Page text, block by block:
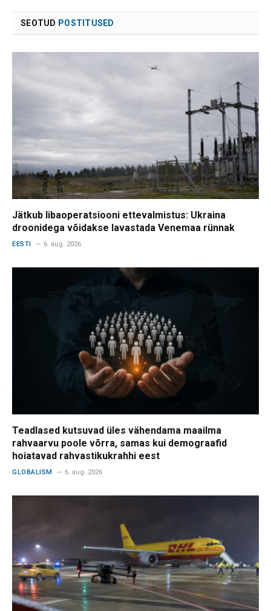
SEOTUD POSTITUSED
Jätkub libaoperatsiooni ettevalmistus: Ukraina
droonidega võidakse lavastada Venemaa rünnak
EESTI 6. aug. 2026
Teadlased kutsuvad üles vähendama maailma
rahvaarvu poole võrra, samas kui demograafid
hoiatavad rahvastikukrahhi eest
GLOBALISM 6. aug. 2026